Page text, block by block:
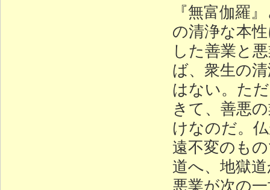
『無富伽羅
の清浄な本
した善業と
ば、衆生の
はない。た
きて、善悪
けなのだ。
遠不変のも
道へ、地獄
悪業が次の